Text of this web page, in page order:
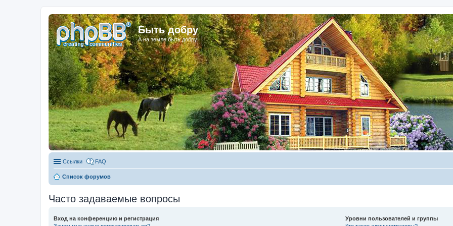
Быть добру
А на земле быть добру!
Ссылки FAQ
Список форумов
Часто задаваемые вопросы
Вход на конференцию и регистрация
Уровни пользователей и группы